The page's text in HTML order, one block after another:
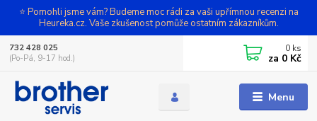
⭐ Pomohli jsme vám? Budeme moc rádi za vaši upřímnou recenzi na
Heureka.cz. Vaše zkušenost pomůže ostatním zákazníkům.
Menu
732 428 025
(Po-Pá, 9-17 hod.)
0 ks
za 0 Kč